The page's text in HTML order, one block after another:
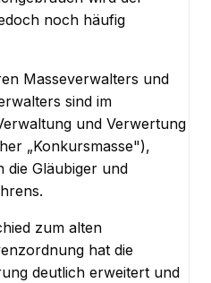
noch häufig
Masseverwalters und
sind im
und Verwertung
„Konkursmasse"),
die Gläubiger und
zum alten
hat die
deutlich erweitert und